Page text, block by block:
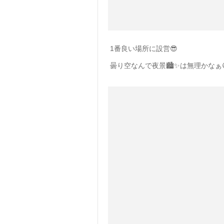
1番良い場所に設営😎
曇り空なんで夜景🏙✨は無理かなぁ